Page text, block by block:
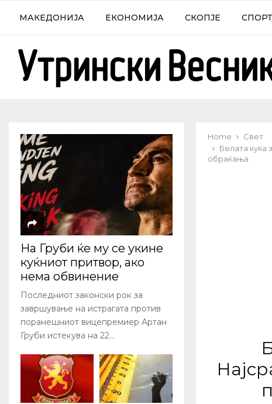
МАКЕДОНИЈА ЕКОНОМИЈА СКОПЈЕ СПОРТ
Home
Свет
Белата куќа
обраќања
На Груби ќе му се укине
куќниот притвор, ако
нема обвинение
Последниот законски рок за
завршување на истрагата против
поранешниот вицепремиер Артан
Груби истекува на 22...